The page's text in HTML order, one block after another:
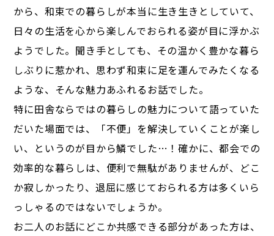
から、和束での暮らしが本当に生き生きとしていて、
日々の生活を心から楽しんでおられる姿が目に浮かぶ
ようでした。聞き手としても、その温かく豊かな暮ら
しぶりに惹かれ、思わず和束に足を運んでみたくなる
ような、そんな魅力あふれるお話でした。
特に田舎ならではの暮らしの魅力について語っていた
だいた場面では、「不便」を解決していくことが楽し
い、というのが目から鱗でした…！確かに、都会での
効率的な暮らしは、便利で無駄がありませんが、どこ
か寂しかったり、退屈に感じておられる方は多くいら
っしゃるのではないでしょうか。
お二人のお話にどこか共感できる部分があった方は、